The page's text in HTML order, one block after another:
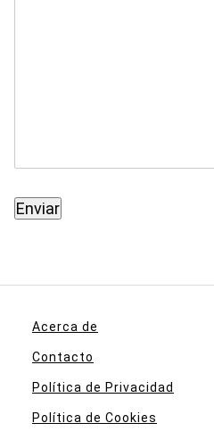
Acerca de
Contacto
Política de Privacidad
Política de Cookies